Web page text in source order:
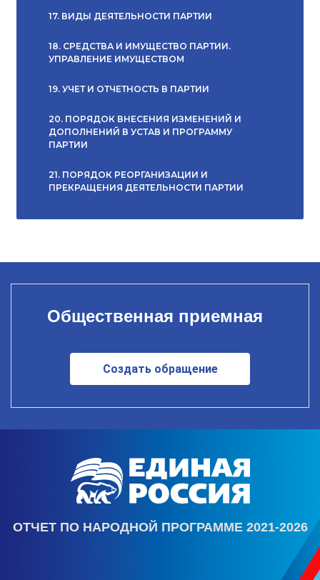
17. ВИДЫ ДЕЯТЕЛЬНОСТИ ПАРТИИ
18. СРЕДСТВА И ИМУЩЕСТВО ПАРТИИ.
УПРАВЛЕНИЕ ИМУЩЕСТВОМ
19. УЧЕТ И ОТЧЕТНОСТЬ В ПАРТИИ
20. ПОРЯДОК ВНЕСЕНИЯ ИЗМЕНЕНИЙ И
ДОПОЛНЕНИЙ В УСТАВ И ПРОГРАММУ
ПАРТИИ
21. ПОРЯДОК РЕОРГАНИЗАЦИИ И
ПРЕКРАЩЕНИЯ ДЕЯТЕЛЬНОСТИ ПАРТИИ
Общественная приемная
Создать обращение
ОТЧЕТ ПО НАРОДНОЙ ПРОГРАММЕ 2021-2026